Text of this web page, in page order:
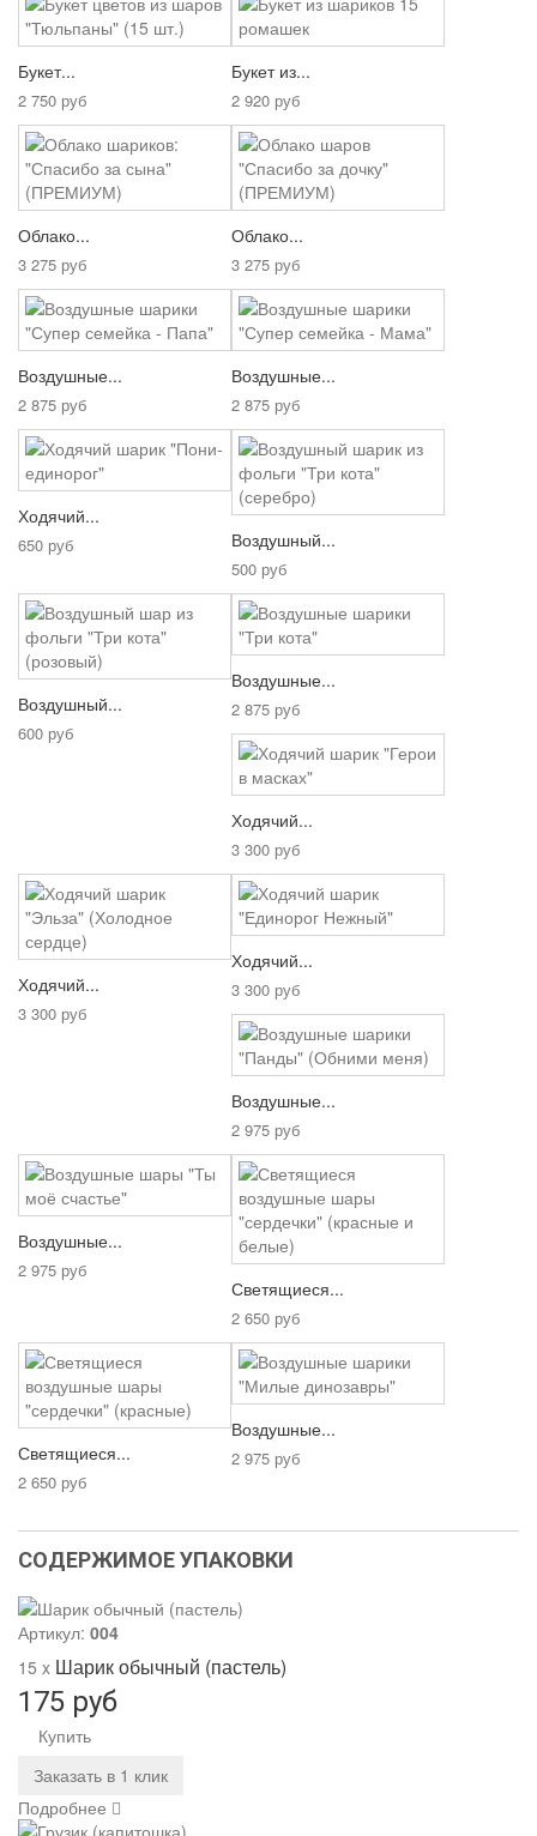
Букет...
2 750 руб
Букет из...
2 920 руб
Облако...
3 275 руб
Облако...
3 275 руб
Воздушные...
2 875 руб
Воздушные...
2 875 руб
Ходячий...
650 руб Воздушный...
500 руб
Воздушный...
600 руб
Воздушные...
2 875 руб
Ходячий...
3 300 руб
Ходячий...
3 300 руб
Ходячий...
3 300 руб
Воздушные...
2 975 руб
Воздушные...
2 975 руб
Светящиеся...
2 650 руб
Светящиеся...
2 650 руб
Воздушные...
2 975 руб
СОДЕРЖИМОЕ УПАКОВКИ
Артикул: 004
15 x Шарик обычный (пастель)
175 руб
Купить
Заказать в 1 клик
Подробнее